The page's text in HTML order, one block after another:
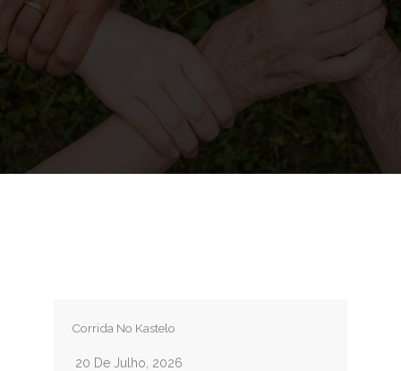
Corrida No Kastelo
20 De Julho, 2026